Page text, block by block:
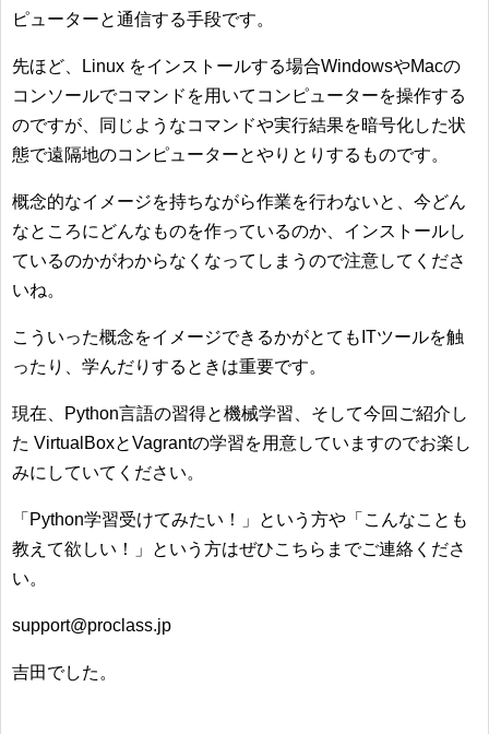
ピューターと通信する手段です。
先ほど、Linux をインストールする場合WindowsやMacの
コンソールでコマンドを用いてコンピューターを操作する
のですが、同じようなコマンドや実行結果を暗号化した状
態で遠隔地のコンピューターとやりとりするものです。
概念的なイメージを持ちながら作業を行わないと、今どん
なところにどんなものを作っているのか、インストールし
ているのかがわからなくなってしまうので注意してくださ
いね。
こういった概念をイメージできるかがとてもITツールを触
ったり、学んだりするときは重要です。
現在、Python言語の習得と機械学習、そして今回ご紹介し
た VirtualBoxとVagrantの学習を用意していますのでお楽し
みにしていてください。
「Python学習受けてみたい！」という方や「こんなことも
教えて欲しい！」という方はぜひこちらまでご連絡くださ
い。
support@proclass.jp
吉田でした。